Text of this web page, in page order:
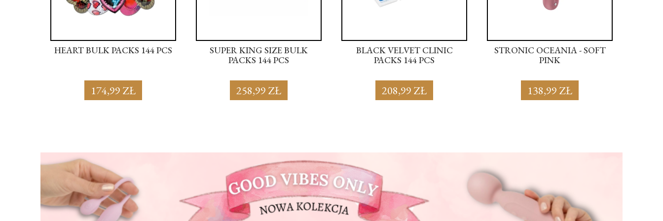
HEART BULK PACKS 144 PCS
174,99 ZŁ
SUPER KING SIZE BULK
PACKS 144 PCS
258,99 ZŁ
BLACK VELVET CLINIC
PACKS 144 PCS
208,99 ZŁ
STRONIC OCEANIA - SOFT
PINK
138,99 ZŁ